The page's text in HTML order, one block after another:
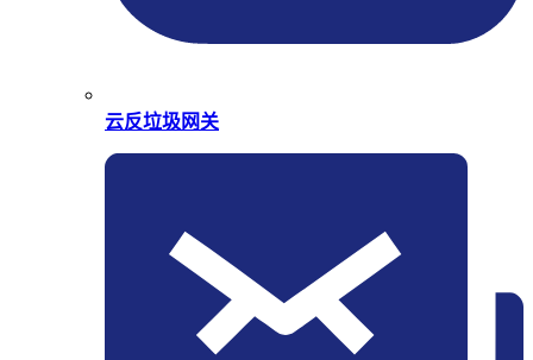
云反垃圾网关